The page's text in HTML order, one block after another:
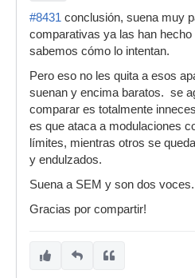
#8431 conclusión, suena muy
comparativas ya las han
sabemos cómo lo intentan.
Pero eso no les quita a esos
suenan y encima baratos. se
comparar es totalmente
es que ataca a modulaciones
límites, mientras otros se
y endulzados.
Suena a SEM y son dos voces.
Gracias por compartir!